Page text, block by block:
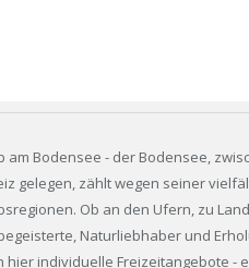
am Bodensee - der Bodensee,
gelegen, zählt wegen seiner
Ob an den Ufern, zu
Naturliebhaber und
hier individuelle Freizeitangebote -